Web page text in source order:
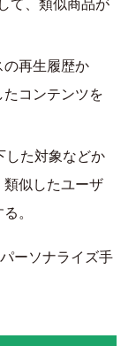
て、類似商品が
の再生履歴か
コンテンツを
した対象などか
類似したユーザ
。
ーソナライズ手